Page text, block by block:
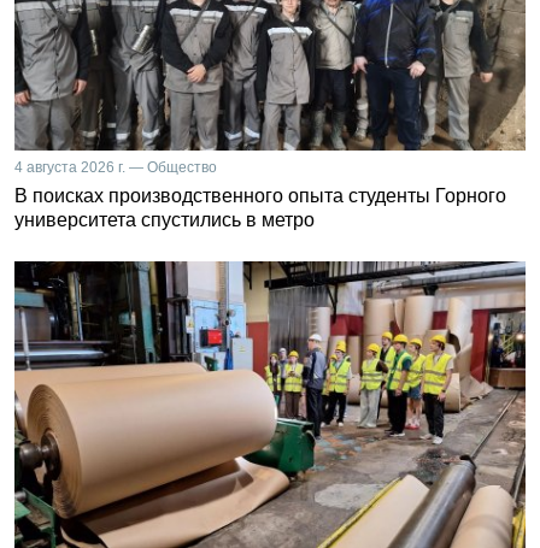
4 августа 2026 г. — Общество
В поисках производственного опыта студенты Горного
университета спустились в метро